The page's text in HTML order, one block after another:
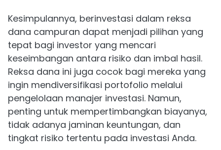
Kesimpulannya, berinvestasi dalam reksa
dana campuran dapat menjadi pilihan yang
tepat bagi investor yang mencari
keseimbangan antara risiko dan imbal hasil.
Reksa dana ini juga cocok bagi mereka yang
ingin mendiversifikasi portofolio melalui
pengelolaan manajer investasi. Namun,
penting untuk mempertimbangkan biayanya,
tidak adanya jaminan keuntungan, dan
tingkat risiko tertentu pada investasi Anda.